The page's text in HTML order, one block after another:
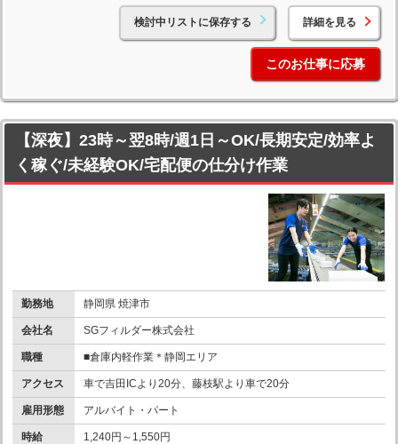
検討中リストに保存する 詳細を見る
このお仕事に応募
【深夜】23時～翌8時/週1日～OK/長期安定/効率よ
く稼ぐ/未経験OK/宅配便の仕分け作業
勤務地 静岡県 焼津市
会社名 SGフィルダー株式会社
職種 ■倉庫内軽作業＊静岡エリア
アクセス 車で吉田ICより20分、藤枝駅より車で20分
雇用形態 アルバイト・パート
時給 1,240円～1,550円